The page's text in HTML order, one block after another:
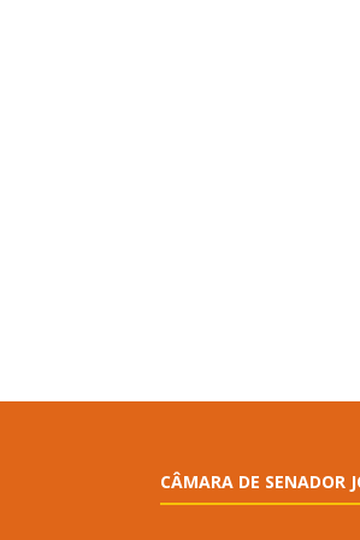
CÂMARA DE SENADOR